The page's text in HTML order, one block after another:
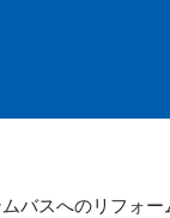
スへのリフォ